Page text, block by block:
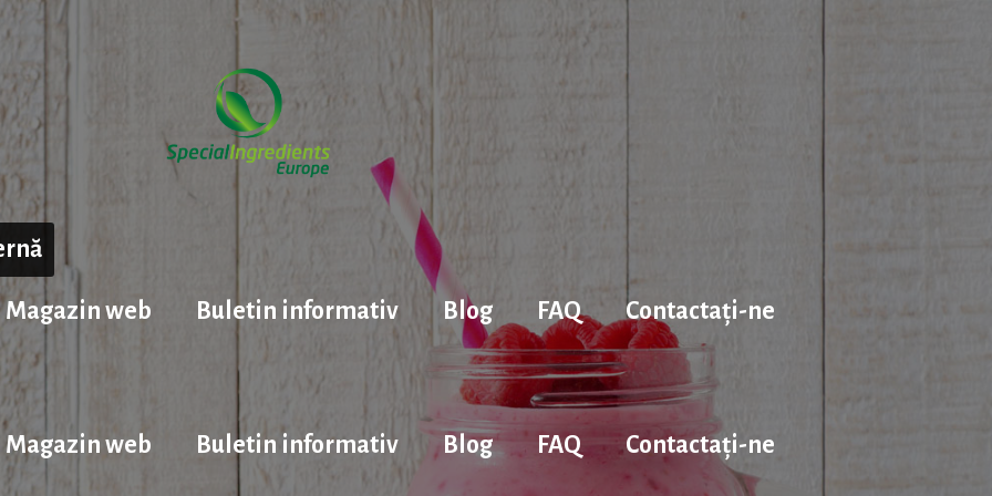
Magazin web Buletin informativ Blog FAQ Contactaţi-ne
Magazin web Buletin informativ Blog FAQ Contactaţi-ne